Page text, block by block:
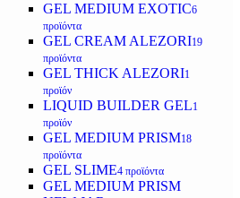
GEL MEDIUM EXOTIC6
προϊόντα
GEL CREAM ALEZORI19
προϊόντα
GEL THICK ALEZORI1
προϊόν
LIQUID BUILDER GEL1
προϊόν
GEL MEDIUM PRISM18
προϊόντα
GEL SLIME4 προϊόντα
GEL MEDIUM PRISM